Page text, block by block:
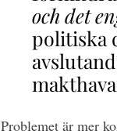
och det
politiska
Problemet är mer